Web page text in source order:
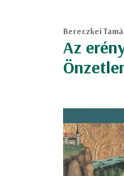
Bereczkei
Az